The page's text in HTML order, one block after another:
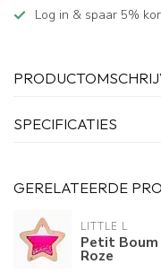
Log in & spaar 5%
SPECIFICATIES
GERELATEERDE
LITTLE L
Petit Boum
Roze